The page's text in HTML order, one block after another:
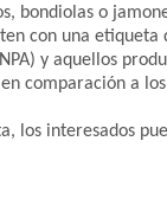
bondiolas o
con una etiqueta
y aquellos
comparación a
los interesados